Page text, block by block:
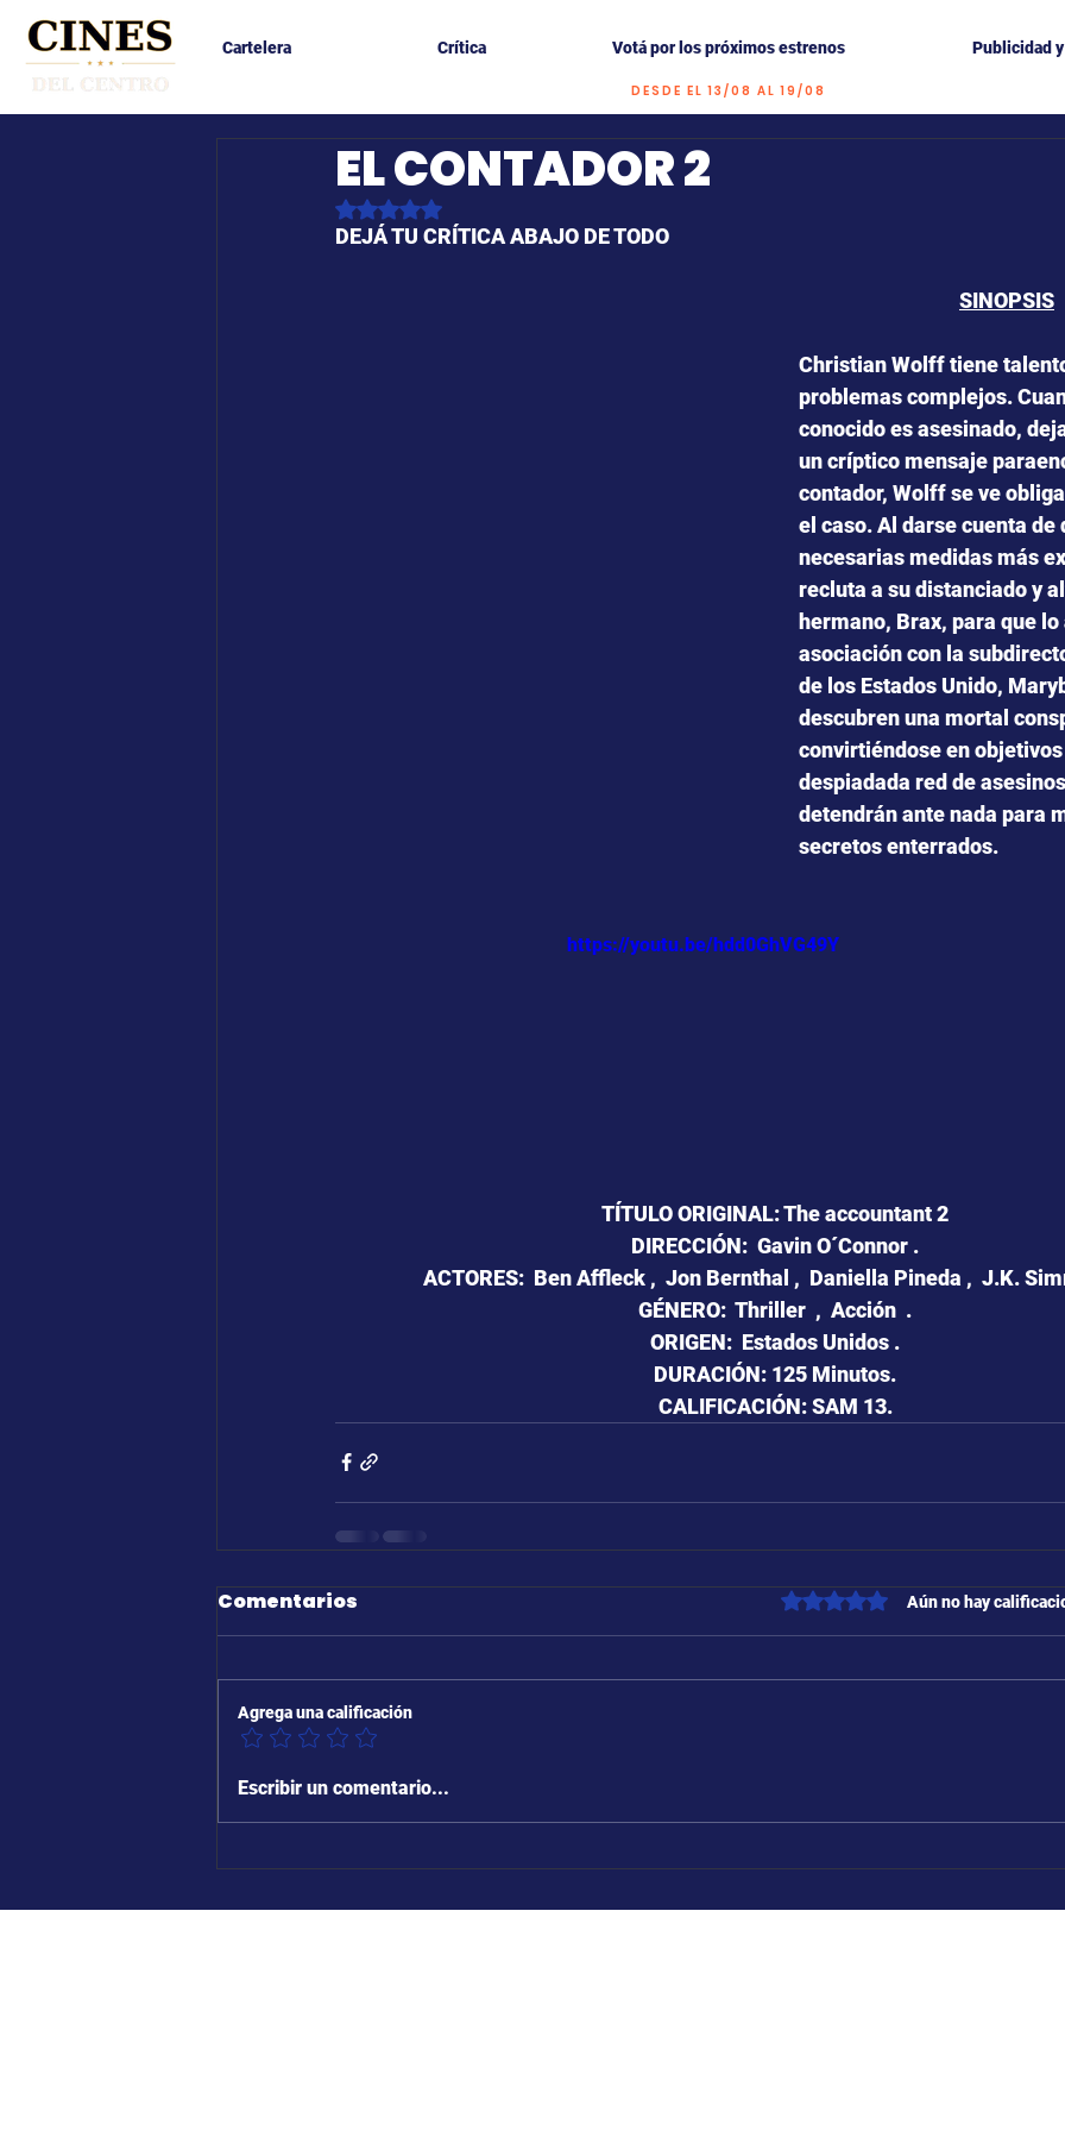
Cartelera Crítica Votá por los próximos estrenos Publicidad
DESDE EL 13/08 AL 19/08
EL CONTADOR 2
Obtuvo NaN de 5 estrellas.
DEJÁ TU CRÍTICA ABAJO DE TODO
SINOPSIS
Christian Wolff tiene
problemas complejos.
conocido es asesinado,
un críptico mensaje
contador, Wolff se ve
el caso. Al darse cuenta de
necesarias medidas más
recluta a su distanciado y
hermano, Brax, para que lo
asociación con la
de los Estados Unido,
descubren una mortal
convirtiéndose en objetivos
despiadada red de
detendrán ante nada para
secretos enterrados.
https://youtu.be/hdd0GhVG49Y
TÍTULO ORIGINAL: The accountant 2
DIRECCIÓN:  Gavin O´Connor .
ACTORES:  Ben Affleck ,  Jon Bernthal ,  Daniella Pineda ,  J.K.
GÉNERO:  Thriller  ,  Acción  .
ORIGEN:  Estados Unidos .
DURACIÓN: 125 Minutos.
CALIFICACIÓN: SAM 13.
Comentarios Obtuvo 0 de 5 estrellas.
Aún no hay
Agrega una calificación
Escribir un comentario...